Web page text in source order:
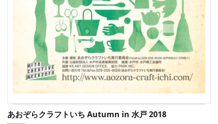
あおぞらクラフトいち Autumn in 水戸 2018